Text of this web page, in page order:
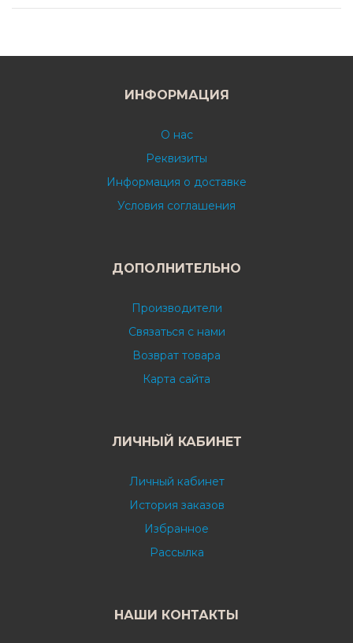
ИНФОРМАЦИЯ
О нас
Реквизиты
Информация о доставке
Условия соглашения
ДОПОЛНИТЕЛЬНО
Производители
Связаться с нами
Возврат товара
Карта сайта
ЛИЧНЫЙ КАБИНЕТ
Личный кабинет
История заказов
Избранное
Рассылка
НАШИ КОНТАКТЫ